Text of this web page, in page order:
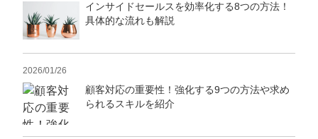
インサイドセールスを効率化する8つの方法！
具体的な流れも解説
2026/01/26
顧客対応の重要性！強化する9つの方法や求め
られるスキルを紹介